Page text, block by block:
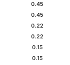
0.45
0.45
0.22
0.22
0.15
0.15